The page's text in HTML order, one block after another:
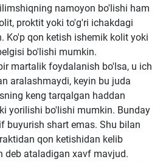
namoyon bo'lishi ham
proktit yoki to'g'ri ichakdagi
Ko'p qon ketish ishemik kolit yoki
bo'lishi mumkin.
martalik foydalanish bo'lsa, u ich
aralashmaydi, keyin bu juda
keng tarqalgan haddan
yorilishi bo'lishi mumkin. Bunday
buyurish shart emas. Shu bilan
qon ketishidan kelib
deb ataladigan xavf mavjud.